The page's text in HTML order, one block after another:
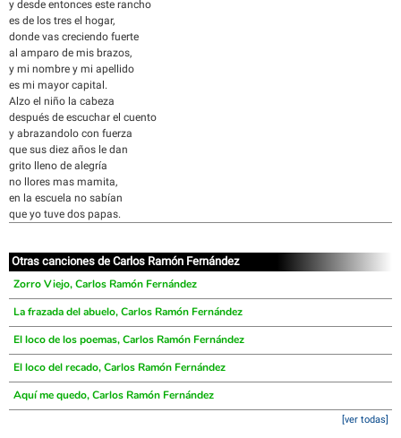
y desde entonces este rancho
es de los tres el hogar,
donde vas creciendo fuerte
al amparo de mis brazos,
y mi nombre y mi apellido
es mi mayor capital.
Alzo el niño la cabeza
después de escuchar el cuento
y abrazandolo con fuerza
que sus diez años le dan
grito lleno de alegría
no llores mas mamita,
en la escuela no sabían
que yo tuve dos papas.
Otras canciones de Carlos Ramón Fernández
Zorro Viejo, Carlos Ramón Fernández
La frazada del abuelo, Carlos Ramón Fernández
El loco de los poemas, Carlos Ramón Fernández
El loco del recado, Carlos Ramón Fernández
Aquí me quedo, Carlos Ramón Fernández
[ver todas]